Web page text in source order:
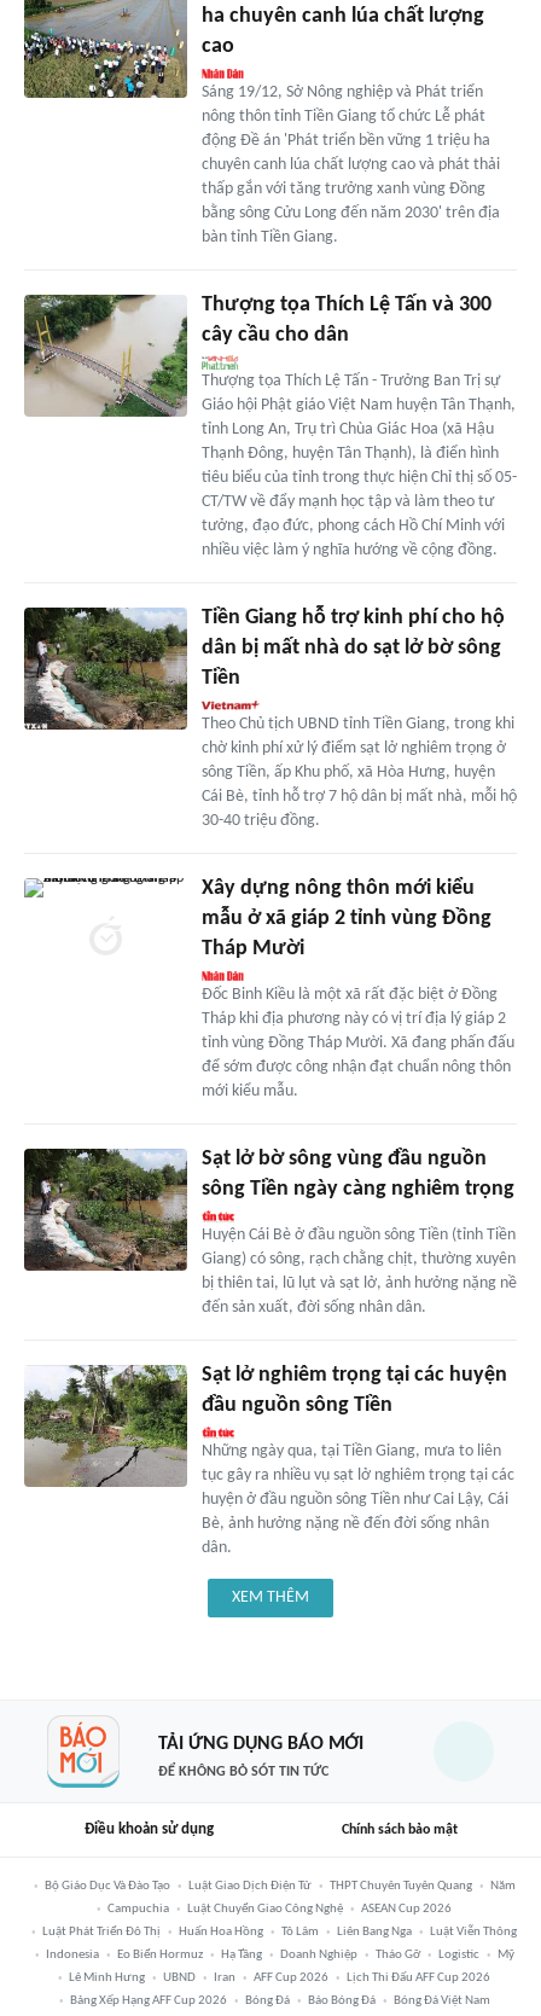
ha chuyên canh lúa chất lượng
cao
Sáng 19/12, Sở Nông nghiệp và Phát triển
nông thôn tỉnh Tiền Giang tổ chức Lễ phát
động Đề án 'Phát triển bền vững 1 triệu ha
chuyên canh lúa chất lượng cao và phát thải
thấp gắn với tăng trưởng xanh vùng Đồng
bằng sông Cửu Long đến năm 2030' trên địa
bàn tỉnh Tiền Giang.
Thượng tọa Thích Lệ Tấn và 300
cây cầu cho dân
Thượng tọa Thích Lệ Tấn - Trưởng Ban Trị sự
Giáo hội Phật giáo Việt Nam huyện Tân Thạnh,
tỉnh Long An, Trụ trì Chùa Giác Hoa (xã Hậu
Thạnh Đông, huyện Tân Thạnh), là điển hình
tiêu biểu của tỉnh trong thực hiện Chỉ thị số 05-
CT/TW về đẩy mạnh học tập và làm theo tư
tưởng, đạo đức, phong cách Hồ Chí Minh với
nhiều việc làm ý nghĩa hướng về cộng đồng.
Tiền Giang hỗ trợ kinh phí cho hộ
dân bị mất nhà do sạt lở bờ sông
Tiền
Theo Chủ tịch UBND tỉnh Tiền Giang, trong khi
chờ kinh phí xử lý điểm sạt lở nghiêm trọng ở
sông Tiền, ấp Khu phố, xã Hòa Hưng, huyện
Cái Bè, tỉnh hỗ trợ 7 hộ dân bị mất nhà, mỗi hộ
30-40 triệu đồng.
Xây dựng nông thôn mới kiểu
mẫu ở xã giáp 2 tỉnh vùng Đồng
Tháp Mười
Đốc Binh Kiều là một xã rất đặc biệt ở Đồng
Tháp khi địa phương này có vị trí địa lý giáp 2
tỉnh vùng Đồng Tháp Mười. Xã đang phấn đấu
để sớm được công nhận đạt chuẩn nông thôn
mới kiểu mẫu.
Sạt lở bờ sông vùng đầu nguồn
sông Tiền ngày càng nghiêm trọng
Huyện Cái Bè ở đầu nguồn sông Tiền (tỉnh Tiền
Giang) có sông, rạch chằng chịt, thường xuyên
bị thiên tai, lũ lụt và sạt lở, ảnh hưởng nặng nề
đến sản xuất, đời sống nhân dân.
Sạt lở nghiêm trọng tại các huyện
đầu nguồn sông Tiền
Những ngày qua, tại Tiền Giang, mưa to liên
tục gây ra nhiều vụ sạt lở nghiêm trọng tại các
huyện ở đầu nguồn sông Tiền như Cai Lậy, Cái
Bè, ảnh hưởng nặng nề đến đời sống nhân
dân.
XEM THÊM
TẢI ỨNG DỤNG BÁO MỚI
ĐỂ KHÔNG BỎ SÓT TIN TỨC
Điều khoản sử dụng Chính sách bảo mật
Bộ Giáo Dục Và Đào Tạo Luật Giao Dịch Điện Tử THPT Chuyên Tuyên Quang
Năm
Campuchia
Luật Chuyển Giao Công Nghệ
ASEAN Cup 2026
Luật Phát Triển Đô Thị
Huấn Hoa Hồng Tô Lâm Liên Bang Nga
Luật Viễn Thông
Indonesia
Eo Biển Hormuz Hạ Tầng Doanh Nghiệp Tháo Gỡ Logistic
Mỹ
Lê Minh Hưng
UBND Iran AFF Cup 2026
Lịch Thi Đấu AFF Cup 2026
Bảng Xếp Hạng AFF Cup 2026
Bóng Đá Báo Bóng Đá Bóng Đá Việt Nam